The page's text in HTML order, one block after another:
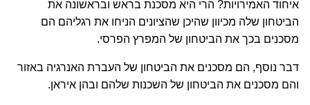
איחוד האמירויות? הרי היא מסכנת בראש ובראשונה את
הביטחון שלה מכיוון שהיכן שהציונים הניחו את רגליהם הם
מסכנים בכך את הביטחון של המפרץ הפרסי.
דבר נוסף, הם מסכנים את הביטחון של העברת האנרגיה באזור
והם מסכנים את הביטחון של השכנות שלהם ובהן איראן.